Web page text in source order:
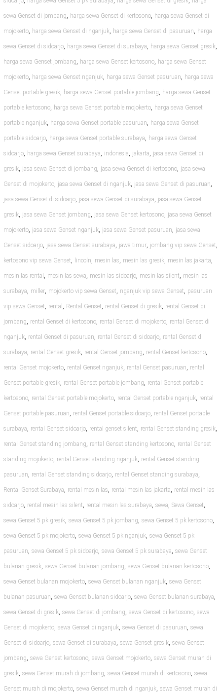
sewa Genset di jombang, harga sewa Genset di kertosono, harga sewa Genset di
mojokerto, harga sewa Genset di nganjuk, harga sewa Genset di pasuruan, harga
sewa Genset di sidoarjo, harga sewa Genset di surabaya, harga sewa Genset gresik,
harga sewa Genset jombang, harga sewa Genset kertosono, harga sewa Genset
mojokerto, harga sewa Genset nganjuk, harga sewa Genset pasuruan, harga sewa
Genset portable gresik, harga sewa Genset portable jombang, harga sewa Genset
portable kertosono, harga sewa Genset portable mojokerto, harga sewa Genset
portable nganjuk, harga sewa Genset portable pasuruan, harga sewa Genset
portable sidoarjo, harga sewa Genset portable surabaya, harga sewa Genset
sidoarjo, harga sewa Genset surabaya, indonesia, jakarta, jasa sewa Genset di
gresik, jasa sewa Genset di jombang, jasa sewa Genset di kertosono, jasa sewa
Genset di mojokerto, jasa sewa Genset di nganjuk, jasa sewa Genset di pasuruan,
jasa sewa Genset di sidoarjo, jasa sewa Genset di surabaya, jasa sewa Genset
gresik, jasa sewa Genset jombang, jasa sewa Genset kertosono, jasa sewa Genset
mojokerto, jasa sewa Genset nganjuk, jasa sewa Genset pasuruan, jasa sewa
Genset sidoarjo, jasa sewa Genset surabaya, jawa timur, jombang vip sewa Genset,
kertosono vip sewa Genset, lincoln, mesin las, mesin las gresik, mesin las jakarta,
mesin las rental , mesin las sewa, mesin las sidoarjo, mesin las silent, mesin las
surabaya, miller, mojokerto vip sewa Genset, nganjuk vip sewa Genset, pasuruan
vip sewa Genset, rental , Rental Genset, rental Genset di gresik, rental Genset di
jombang, rental Genset di kertosono, rental Genset di mojokerto, rental Genset di
nganjuk, rental Genset di pasuruan, rental Genset di sidoarjo, rental Genset di
surabaya, rental Genset gresik, rental Genset jombang, rental Genset kertosono,
rental Genset mojokerto, rental Genset nganjuk, rental Genset pasuruan, rental
Genset portable gresik, rental Genset portable jombang, rental Genset portable
kertosono, rental Genset portable mojokerto, rental Genset portable nganjuk, rental
Genset portable pasuruan, rental Genset portable sidoarjo, rental Genset portable
surabaya, rental Genset sidoarjo, rental genset silent, rental Genset standing gresik,
rental Genset standing jombang, rental Genset standing kertosono, rental Genset
standing mojokerto, rental Genset standing nganjuk, rental Genset standing
pasuruan, rental Genset standing sidoarjo, rental Genset standing surabaya,
Rental Genset Surabaya, rental mesin las, rental mesin las jakarta, rental mesin las
sidoarjo, rental mesin las silent, rental mesin las surabaya, sewa, Sewa Genset,
sewa Genset 5 pk gresik, sewa Genset 5 pk jombang, sewa Genset 5 pk kertosono,
sewa Genset 5 pk mojokerto, sewa Genset 5 pk nganjuk, sewa Genset 5 pk
pasuruan, sewa Genset 5 pk sidoarjo, sewa Genset 5 pk surabaya, sewa Genset
bulanan gresik, sewa Genset bulanan jombang, sewa Genset bulanan kertosono,
sewa Genset bulanan mojokerto, sewa Genset bulanan nganjuk, sewa Genset
bulanan pasuruan, sewa Genset bulanan sidoarjo, sewa Genset bulanan surabaya,
sewa Genset di gresik, sewa Genset di jombang, sewa Genset di kertosono, sewa
Genset di mojokerto, sewa Genset di nganjuk, sewa Genset di pasuruan, sewa
Genset di sidoarjo, sewa Genset di surabaya, sewa Genset gresik, sewa Genset
jombang, sewa Genset kertosono, sewa Genset mojokerto, sewa Genset murah di
gresik, sewa Genset murah di jombang, sewa Genset murah di kertosono, sewa
Genset murah di mojokerto, sewa Genset murah di nganjuk, sewa Genset murah di